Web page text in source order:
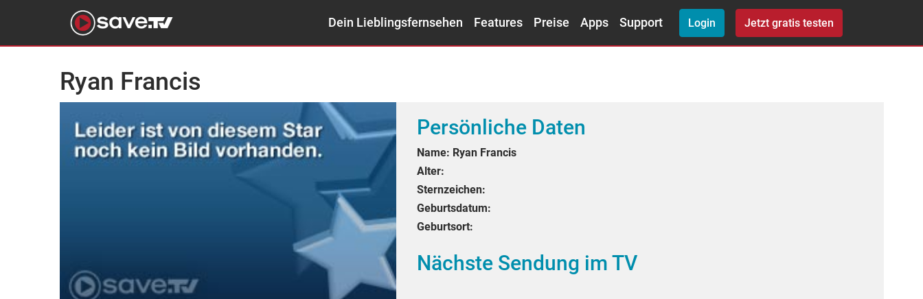
Dein Lieblingsfernsehen Features Preise Apps Support Login Jetzt gratis testen
Ryan Francis
Persönliche Daten
Name: Ryan Francis
Alter:
Sternzeichen:
Geburtsdatum:
Geburtsort:
Nächste Sendung im TV